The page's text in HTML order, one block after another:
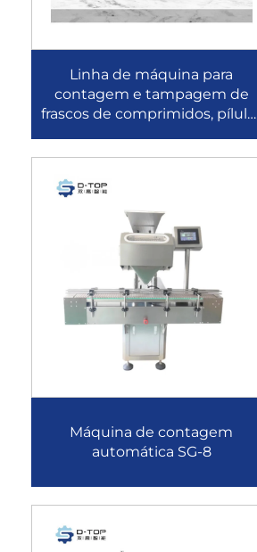
Linha de máquina para
contagem e tampagem de
frascos de comprimidos, pílulas
Máquina de contagem
automática SG-8